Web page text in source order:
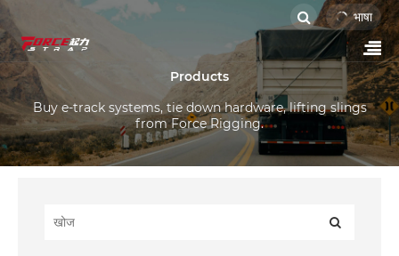
भाषा
Products
Buy e-track systems, tie down hardware, lifting slings
from Force Rigging.